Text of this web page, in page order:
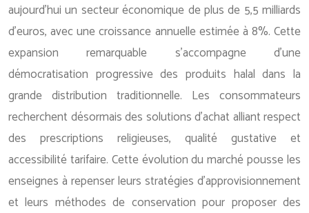
aujourd’hui un secteur économique de plus de 5,5 milliards
d’euros, avec une croissance annuelle estimée à 8%. Cette
expansion remarquable s’accompagne d’une
démocratisation progressive des produits halal dans la
grande distribution traditionnelle. Les consommateurs
recherchent désormais des solutions d’achat alliant respect
des prescriptions religieuses, qualité gustative et
accessibilité tarifaire. Cette évolution du marché pousse les
enseignes à repenser leurs stratégies d’approvisionnement
et leurs méthodes de conservation pour proposer des